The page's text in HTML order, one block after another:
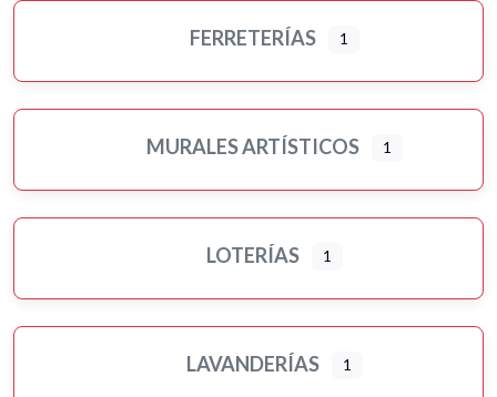
FERRETERÍAS 1
MURALES ARTÍSTICOS 1
LOTERÍAS 1
LAVANDERÍAS 1